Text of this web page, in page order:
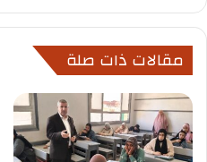
مقالات ذات صلة